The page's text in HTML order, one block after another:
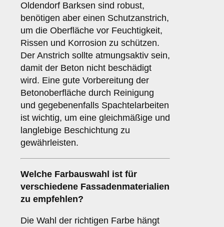
Oldendorf Barksen sind robust,
benötigen aber einen Schutzanstrich,
um die Oberfläche vor Feuchtigkeit,
Rissen und Korrosion zu schützen.
Der Anstrich sollte atmungsaktiv sein,
damit der Beton nicht beschädigt
wird. Eine gute Vorbereitung der
Betonoberfläche durch Reinigung
und gegebenenfalls Spachtelarbeiten
ist wichtig, um eine gleichmäßige und
langlebige Beschichtung zu
gewährleisten.
Welche Farbauswahl ist für
verschiedene Fassadenmaterialien
zu empfehlen?
Die Wahl der richtigen Farbe hängt